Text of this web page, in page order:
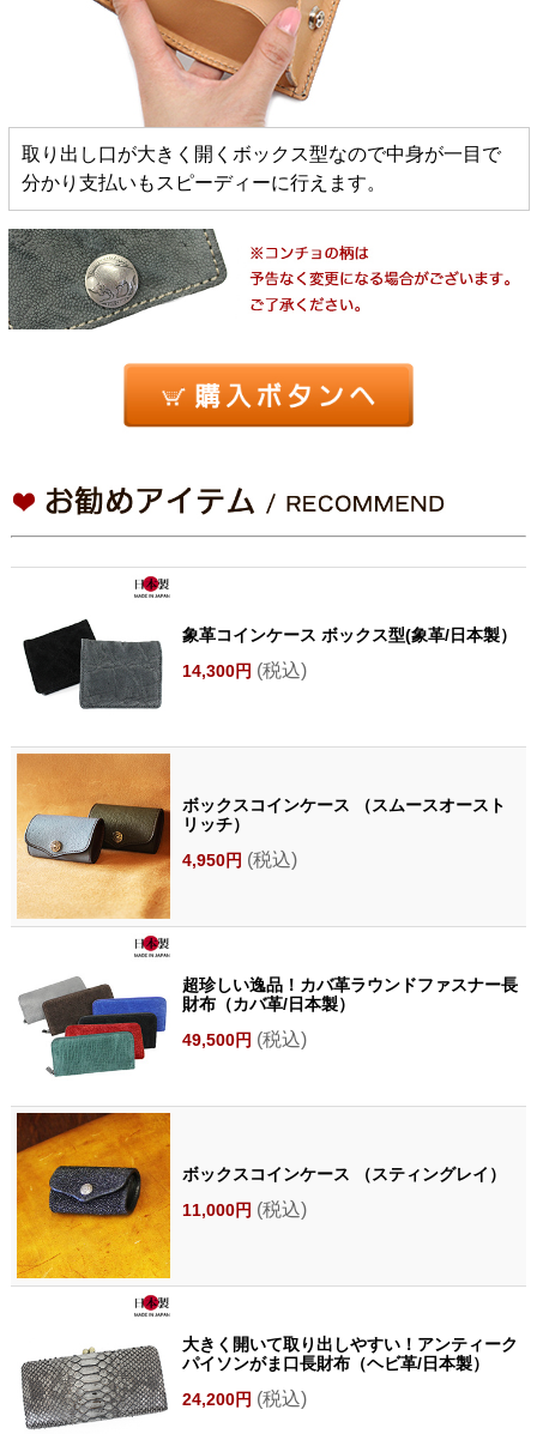
取り出し口が大きく開くボックス型なので中身が一目で
分かり支払いもスピーディーに行えます。
象革コインケース ボックス型(象革/日本製）
14,300円 (税込)
ボックスコインケース （スムースオースト
リッチ）
4,950円 (税込)
超珍しい逸品！カバ革ラウンドファスナー長
財布（カバ革/日本製）
49,500円 (税込)
ボックスコインケース （スティングレイ）
11,000円 (税込)
大きく開いて取り出しやすい！アンティーク
パイソンがま口長財布（ヘビ革/日本製）
24,200円 (税込)